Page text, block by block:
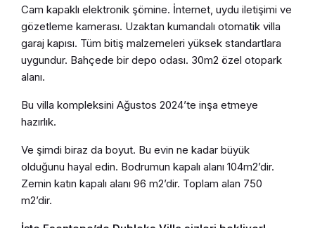
Cam kapaklı elektronik şömine. İnternet, uydu iletişimi ve
gözetleme kamerası. Uzaktan kumandalı otomatik villa
garaj kapısı. Tüm bitiş malzemeleri yüksek standartlara
uygundur. Bahçede bir depo odası. 30m2 özel otopark
alanı.
Bu villa kompleksini Ağustos 2024’te inşa etmeye
hazırlık.
Ve şimdi biraz da boyut. Bu evin ne kadar büyük
olduğunu hayal edin. Bodrumun kapalı alanı 104m2’dir.
Zemin katın kapalı alanı 96 m2’dir. Toplam alan 750
m2’dir.